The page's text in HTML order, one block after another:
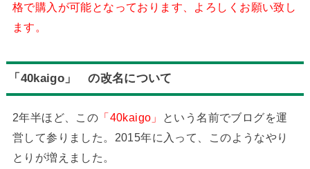
格で購入が可能となっております、よろしくお願い致し
ます。
「40kaigo」 の改名について
2年半ほど、この 「40kaigo」
という名前でブログを運
営して参りました。2015年に入って、このようなやり
とりが増えました。